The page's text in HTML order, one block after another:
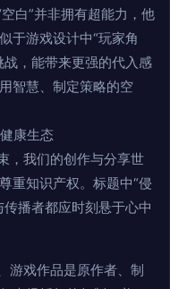
空白”并非拥有超能力，他
于游戏设计中“玩家角
，能带来更强的代入感
智慧、制定策略的空
康生态
，我们的创作与分享世
知识产权。标题中“侵
播者都应时刻悬于心中
游戏作品是原作者、制